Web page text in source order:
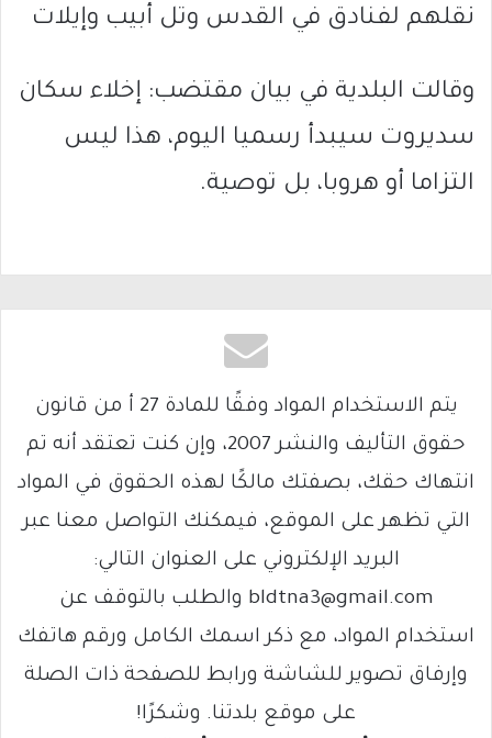
نقلهم لفنادق في القدس وتل أبيب وإيلات
وقالت البلدية في بيان مقتضب: إخلاء سكان
سديروت سيبدأ رسميا اليوم، هذا ليس
التزاما أو هروبا، بل توصية.
يتم الاستخدام المواد وفقًا للمادة 27 أ من قانون
حقوق التأليف والنشر 2007، وإن كنت تعتقد أنه تم
انتهاك حقك، بصفتك مالكًا لهذه الحقوق في المواد
التي تظهر على الموقع، فيمكنك التواصل معنا عبر
البريد الإلكتروني على العنوان التالي:
bldtna3@gmail.com والطلب بالتوقف عن
استخدام المواد، مع ذكر اسمك الكامل ورقم هاتفك
وإرفاق تصوير للشاشة ورابط للصفحة ذات الصلة
على موقع بلدتنا. وشكرًا!